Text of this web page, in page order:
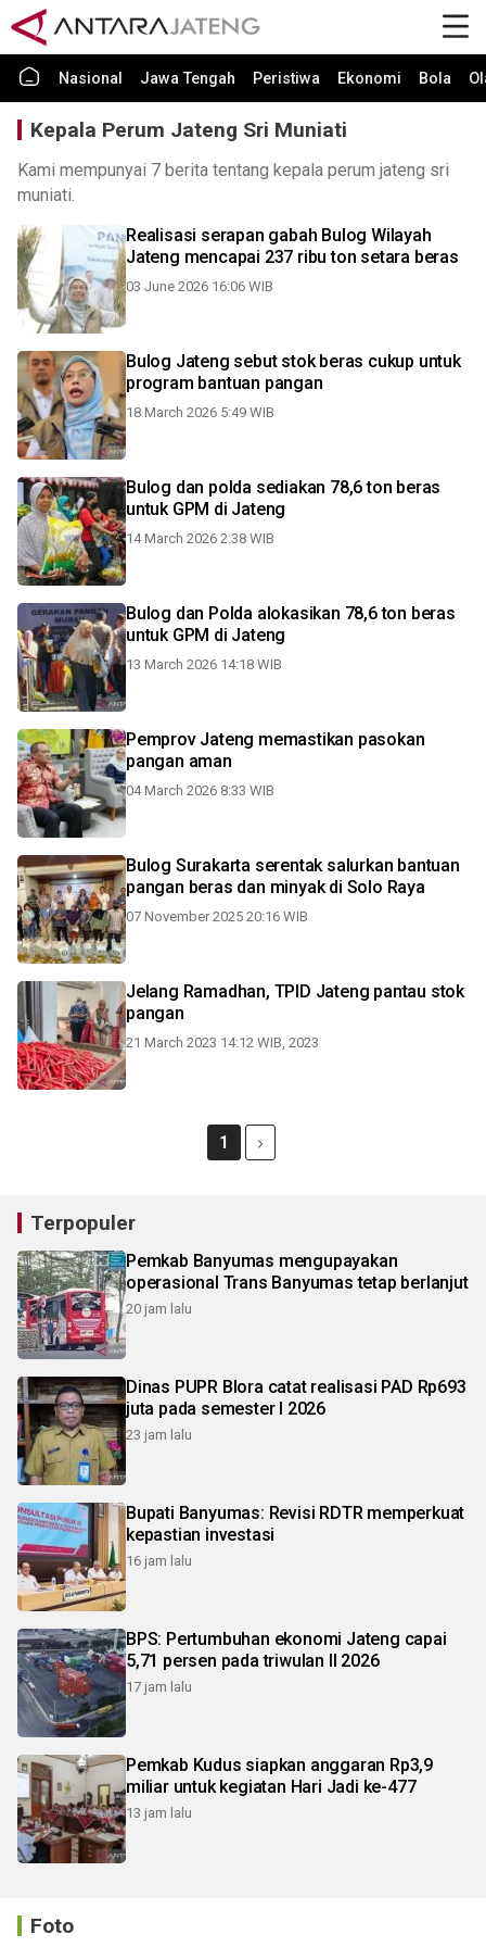
Nasional Jawa Tengah Peristiwa Ekonomi Bola
Kepala Perum Jateng Sri Muniati
Kami mempunyai 7 berita tentang kepala perum jateng sri
muniati.
Realisasi serapan gabah Bulog Wilayah
Jateng mencapai 237 ribu ton setara beras
03 June 2026 16:06 WIB
Bulog Jateng sebut stok beras cukup untuk
program bantuan pangan
18 March 2026 5:49 WIB
Bulog dan polda sediakan 78,6 ton beras
untuk GPM di Jateng
14 March 2026 2:38 WIB
Bulog dan Polda alokasikan 78,6 ton beras
untuk GPM di Jateng
13 March 2026 14:18 WIB
Pemprov Jateng memastikan pasokan
pangan aman
04 March 2026 8:33 WIB
Bulog Surakarta serentak salurkan bantuan
pangan beras dan minyak di Solo Raya
07 November 2025 20:16 WIB
Jelang Ramadhan, TPID Jateng pantau stok
pangan
21 March 2023 14:12 WIB, 2023
1
Terpopuler
Pemkab Banyumas mengupayakan
operasional Trans Banyumas tetap berlanjut
20 jam lalu
Dinas PUPR Blora catat realisasi PAD Rp693
juta pada semester I 2026
23 jam lalu
Bupati Banyumas: Revisi RDTR memperkuat
kepastian investasi
16 jam lalu
BPS: Pertumbuhan ekonomi Jateng capai
5,71 persen pada triwulan II 2026
17 jam lalu
Pemkab Kudus siapkan anggaran Rp3,9
miliar untuk kegiatan Hari Jadi ke-477
13 jam lalu
Foto